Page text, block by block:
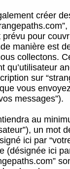
créer
pour
manière est
collectons.
qu’utilisateur
sur
vous
messages”).
au
un mot
ici par
(désignée ici